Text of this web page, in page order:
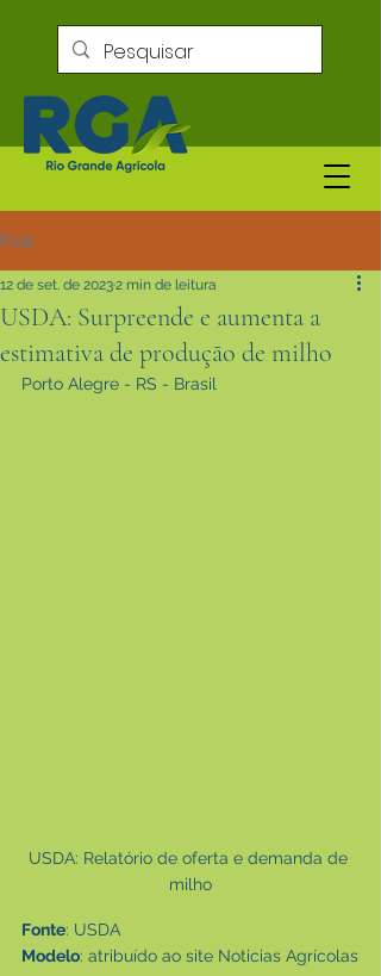
Post
USDA: Surpreende e aumenta a
estimativa de produção de milho
12 de set. de 20232 min de leitura
Porto Alegre - RS - Brasil
USDA: Relatório de oferta e demanda de
milho
Fonte: USDA
Modelo: atribuído ao site Noticias Agrícolas